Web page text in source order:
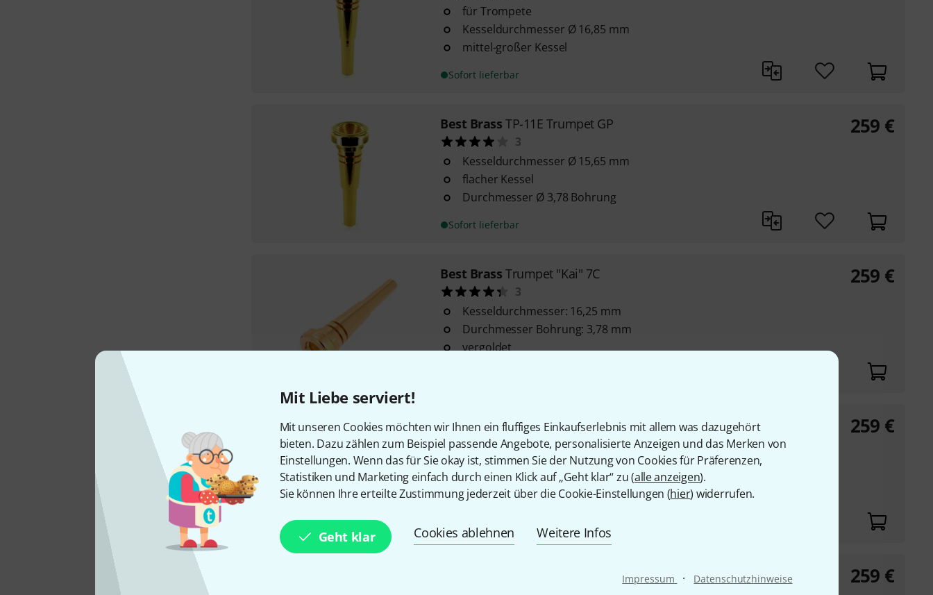
Mit Liebe serviert!
Mit unseren Cookies möchten wir Ihnen ein fluffiges Einkaufserlebnis mit allem was dazugehört
bieten. Dazu zählen zum Beispiel passende Angebote, personalisierte Anzeigen und das Merken von
Einstellungen. Wenn das für Sie okay ist, stimmen Sie der Nutzung von Cookies für Präferenzen,
Statistiken und Marketing einfach durch einen Klick auf „Geht klar“ zu (alle anzeigen).
Sie können Ihre erteilte Zustimmung jederzeit über die Cookie-Einstellungen (hier) widerrufen.
Geht klar Cookies ablehnen Weitere Infos
Impressum · Datenschutzhinweise
für Trompete
Kesseldurchmesser Ø 16,85 mm
mittel-großer Kessel
Sofort lieferbar
Best Brass TP-11E Trumpet GP
3
Kesseldurchmesser Ø 15,65 mm
flacher Kessel
Durchmesser Ø 3,78 Bohrung
Sofort lieferbar
259 €
Best Brass Trumpet "Kai" 7C
3
Kesseldurchmesser: 16,25 mm
Durchmesser Bohrung: 3,78 mm
vergoldet
259 €
Best BrassTP-1B Trumpet GP
2
für Trompete
Kesseldurchmesser Ø: 17,15 mm
tiefer Kessel
Sofort lieferbar
259 €
259 €